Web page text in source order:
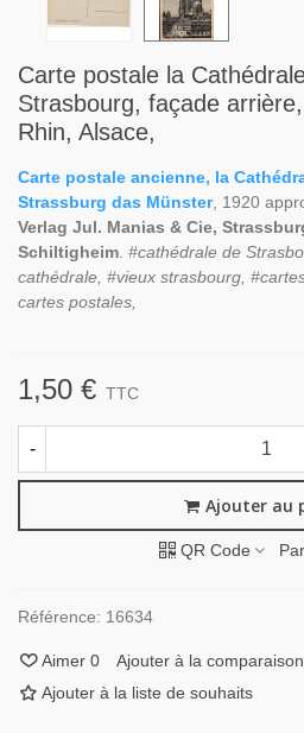
Carte postale la
Strasbourg, façade
Rhin, Alsace,
Carte postale ancienne, la
Strassburg das Münster, 1920
Verlag Jul. Manias & Cie,
Schiltigheim #cathédrale de
cathédrale, #vieux strasbourg,
cartes postales,
1,50 € TTC
-
Ajouter au
QR Code
Référence: 16634
Aimer 0 Ajouter à la comparaison
Ajouter à la liste de souhaits